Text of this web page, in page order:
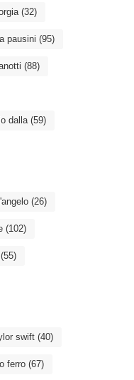
(32)
pausini (95)
(88)
dalla(59)
(26)
(102)
(55)
swift (40)
ferro (67)